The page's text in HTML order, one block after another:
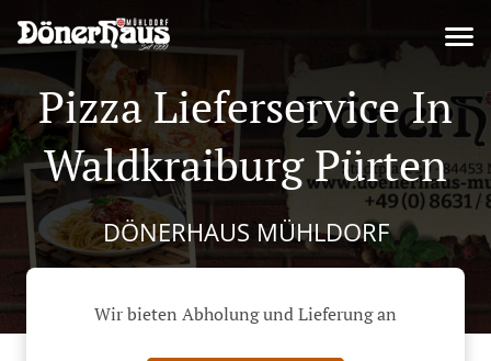
Pizza Lieferservice In
Waldkraiburg Pürten
DÖNERHAUS MÜHLDORF
Wir bieten Abholung und Lieferung an